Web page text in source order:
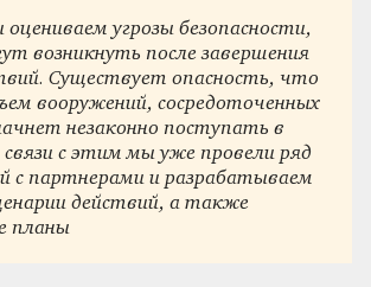
угрозы безопасности,
возникнуть после завершения
Существует опасность, что
вооружений, сосредоточенных
незаконно поступать в
с этим мы уже провели ряд
с партнерами и разрабатываем
действий, а также
планы